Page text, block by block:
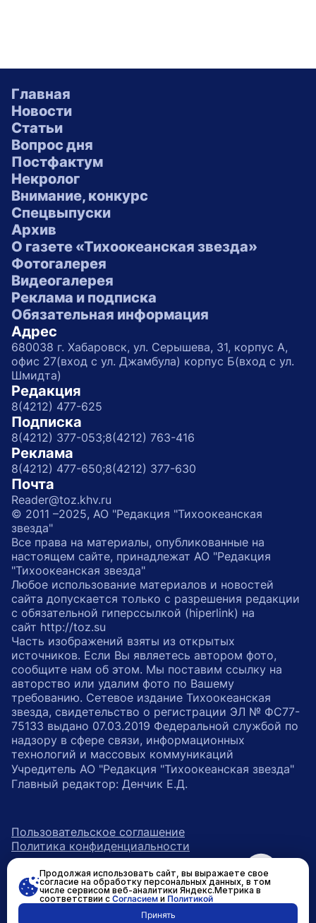
Главная
Новости
Статьи
Вопрос дня
Постфактум
Некролог
Внимание, конкурс
Спецвыпуски
Архив
О газете «Тихоокеанская звезда»
Фотогалерея
Видеогалерея
Реклама и подписка
Обязательная информация
Адрес
680038 г. Хабаровск, ул. Серышева, 31, корпус А,
офис 27(вход с ул. Джамбула) корпус Б(вход с ул.
Шмидта)
Редакция
8(4212) 477-625
Подписка
8(4212) 377-053;8(4212) 763-416
Реклама
8(4212) 477-650;8(4212) 377-630
Почта
Reader@toz.khv.ru
© 2011 –2025, АО "Редакция "Тихоокеанская
звезда"
Все права на материалы, опубликованные на
настоящем сайте, принадлежат АО "Редакция
"Тихоокеанская звезда"
Любое использование материалов и новостей
сайта допускается только с разрешения редакции
с обязательной гиперссылкой (hiperlink) на
сайт http://toz.su
Часть изображений взяты из открытых
источников. Если Вы являетесь автором фото,
сообщите нам об этом. Мы поставим ссылку на
авторство или удалим фото по Вашему
требованию. Сетевое издание Тихоокеанская
звезда, свидетельство о регистрации ЭЛ № ФС77-
75133 выдано 07.03.2019 Федеральной службой по
надзору в сфере связи, информационных
технологий и массовых коммуникаций
Учредитель АО "Редакция "Тихоокеанская звезда"
Главный редактор: Денчик Е.Д.
Пользовательское соглашение
Политика конфиденциальности
ссылка на главную
возрастное ограничение 16+
ссылка на страницу в Вконтакте
ссылка на страницу в
ссылка на канал в
Продолжая использовать сайт, вы выражаете свое
согласие на обработку персональных данных, в том
числе сервисом веб-аналитики Яндекс.Метрика в
соответствии с Согласиеми Политикой
Принять